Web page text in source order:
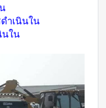
ำเนินใน
ใน